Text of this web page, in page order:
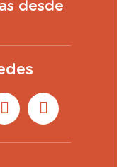
desde